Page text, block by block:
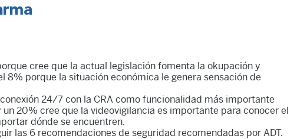
cree que la actual legislación fomenta la okupación y
8% porque la situación económica le genera sensación de
24/7 con la CRA como funcionalidad más importante
20% cree que la videovigilancia es importante para conocer el
dónde se encuentren.
las 6 recomendaciones de seguridad recomendadas por ADT.